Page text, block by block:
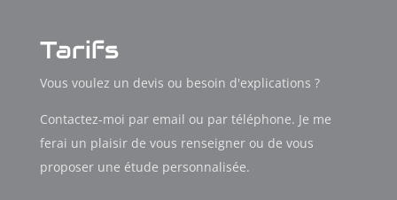
Tarifs
Vous voulez un devis ou besoin d'explications ?
Contactez-moi par email ou par téléphone. Je me
ferai un plaisir de vous renseigner ou de vous
proposer une étude personnalisée.